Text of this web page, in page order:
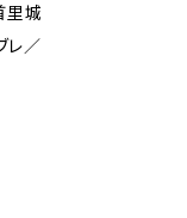
里城
レ／